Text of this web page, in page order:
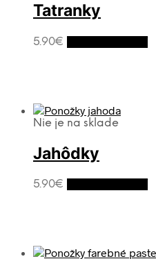
Tatranky
5.90€
Nie je na sklade
Jahôdky
5.90€